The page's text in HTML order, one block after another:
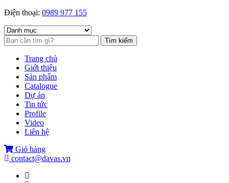
Điện thoại: 0989 977 155
Tìm kiếm
Trang chủ
Giới thiệu
Sản phẩm
Catalogue
Dự án
Tin tức
Profile
Video
Liên hệ
Giỏ hàng
contact@davas.vn